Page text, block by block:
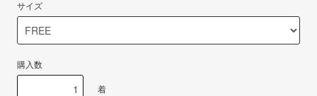
サイズ
購入数
着